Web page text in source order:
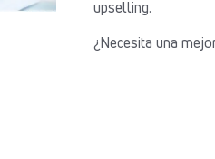
upselling.
¿Necesita una